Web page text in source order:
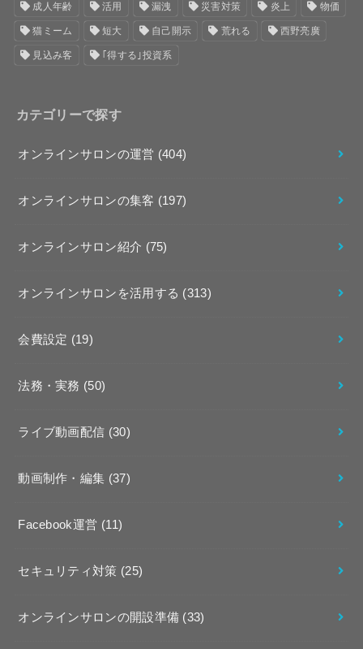
成人年齢 活用 漏洩 災害対策 炎上 物価
猫ミーム 短大 自己開示 荒れる 西野亮廣
見込み客 ｢得する｣投資系
カテゴリーで探す
オンラインサロンの運営 (404)
オンラインサロンの集客 (197)
オンラインサロン紹介 (75)
オンラインサロンを活用する (313)
会費設定 (19)
法務・実務 (50)
ライブ動画配信 (30)
動画制作・編集 (37)
Facebook運営 (11)
セキュリティ対策 (25)
オンラインサロンの開設準備 (33)